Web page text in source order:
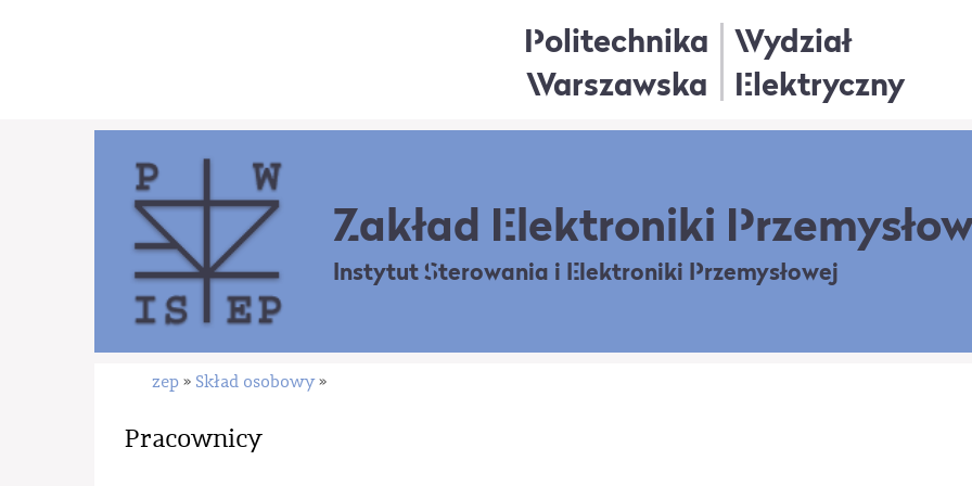
Politechnika
Warszawska
Wydział
Elektryczny
Zakład Elektroniki
Instytut Sterowania i Elektroniki Przemysłowej
zep » Skład osobowy »
Pracownicy